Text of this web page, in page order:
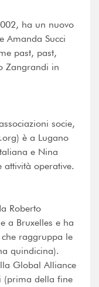
ha un nuovo
Amanda Succi
past, past,
Zangrandi in
socie,
è a Lugano
e Nina
attività operative.
Roberto
a Bruxelles e ha
raggruppa le
quindicina).
Global Alliance
(prima della fine